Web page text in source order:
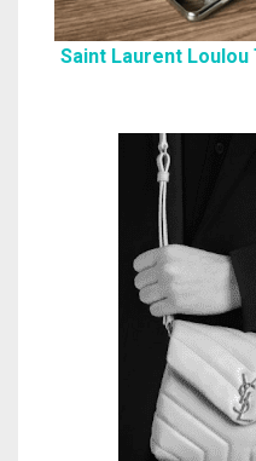
Saint Laurent Loulou